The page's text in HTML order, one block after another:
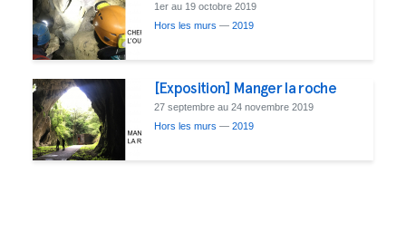
1er au 19 octobre 2019
Hors les murs — 2019
[Exposition] Manger la roche
27 septembre au 24 novembre 2019
Hors les murs — 2019